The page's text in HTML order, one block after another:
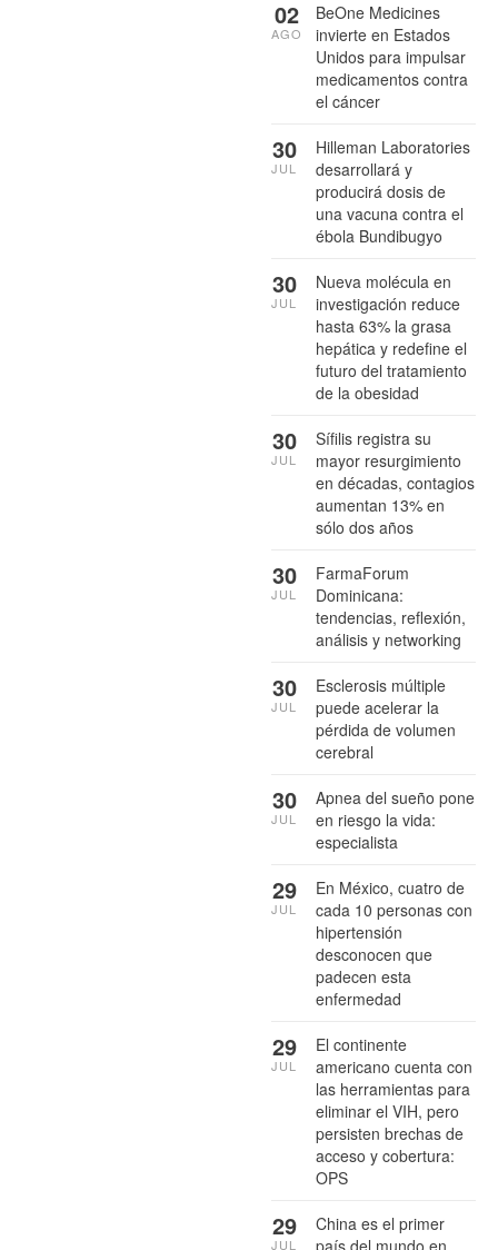
BeOne Medicines
invierte en Estados
Unidos para impulsar
medicamentos contra
el cáncer
02
AGO
Hilleman Laboratories
desarrollará y
producirá dosis de
una vacuna contra el
ébola Bundibugyo
30
JUL
Nueva molécula en
investigación reduce
hasta 63% la grasa
hepática y redefine el
futuro del tratamiento
de la obesidad
30
JUL
Sífilis registra su
mayor resurgimiento
en décadas, contagios
aumentan 13% en
sólo dos años
30
JUL
FarmaForum
Dominicana:
tendencias, reflexión,
análisis y networking
30
JUL
Esclerosis múltiple
puede acelerar la
pérdida de volumen
cerebral
30
JUL
Apnea del sueño pone
en riesgo la vida:
especialista
30
JUL
En México, cuatro de
cada 10 personas con
hipertensión
desconocen que
padecen esta
enfermedad
29
JUL
El continente
americano cuenta con
las herramientas para
eliminar el VIH, pero
persisten brechas de
acceso y cobertura:
OPS
29
JUL
China es el primer
29
JUL